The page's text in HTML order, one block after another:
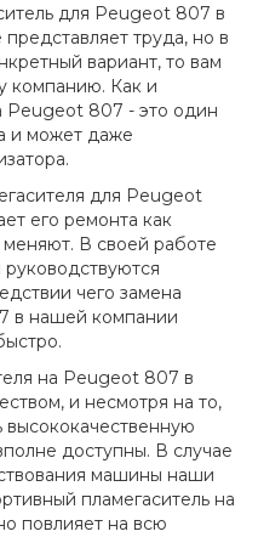
для Peugeot 807 в
труда, но в
вариант, то вам
компанию. Как и
Peugeot 807 - это один
и может даже
для Peugeot
его ремонта как
меняют. В своей работе
чего замена
в нашей компании
на Peugeot 807 в
и несмотря на то,
высококачественную
доступны. В случае
машины наши
пламегаситель на
повлияет на всю